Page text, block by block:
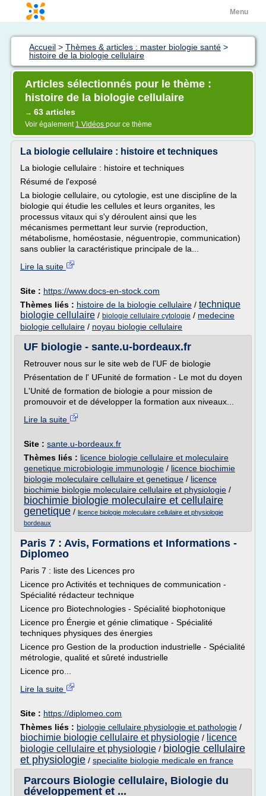
Menu
Accueil > Thèmes & articles : master biologie santé >
histoire de la biologie cellulaire
Articles sélectionnés pour le thème :
histoire de la biologie cellulaire
→ 63 articles
Voir également 1 Vidéos pour ce thème
La biologie cellulaire : histoire et techniques
La biologie cellulaire : histoire et techniques
Résumé de l'exposé
La biologie cellulaire, ou cytologie, est une discipline de la
biologie qui étudie les cellules et leurs organites, les
processus vitaux qui s'y déroulent ainsi que les
mécanismes permettant leur survie (reproduction,
métabolisme, homéostasie, néguentropie, communication)
sans oublier la caractéristique principale de la...
Lire la suite
Site : https://www.docs-en-stock.com
Thèmes liés : histoire de la biologie cellulaire / technique
biologie cellulaire / biologie cellulaire cytologie / medecine
biologie cellulaire / noyau biologie cellulaire
UF biologie - sante.u-bordeaux.fr
Retrouver nous sur le site web de l'UF de biologie
Présentation de l' UFunité de formation - Le mot du doyen
L'Unité de formation de biologie a pour mission de
promouvoir et de développer la formation aux niveaux...
Lire la suite
Site : sante.u-bordeaux.fr
Thèmes liés : licence biologie cellulaire et moleculaire
genetique microbiologie immunologie / licence biochimie
biologie moleculaire cellulaire et genetique / licence
biochimie biologie moleculaire cellulaire et physiologie /
biochimie biologie moleculaire et cellulaire
genetique / licence biologie moleculaire cellulaire et physiologie
bordeaux
Paris 7 : Avis, Formations et Informations -
Diplomeo
Paris 7 : liste des Licences pro
Licence pro Activités et techniques de communication -
Spécialité rédacteur technique
Licence pro Biotechnologies - Spécialité biophotonique
Licence pro Énergie et génie climatique - Spécialité
techniques physiques des énergies
Licence pro Gestion de la production industrielle - Spécialité
métrologie, qualité et sûreté industrielle
Licence pro...
Lire la suite
Site : https://diplomeo.com
Thèmes liés : biologie cellulaire physiologie et pathologie /
biochimie biologie cellulaire et physiologie / licence
biologie cellulaire et physiologie / biologie cellulaire
et physiologie / specialite biologie medicale en france
Parcours Biologie cellulaire, Biologie du
développement et ...